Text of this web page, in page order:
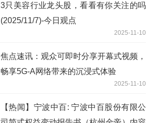
3只美容行业龙头股，看看有你关注的吗
(2025/11/7)-今日观点
2025-11-10
焦点速讯：观众可即时分享开幕式视频，
畅享5G-A网络带来的沉浸式体验
2025-11-10
【热闻】宁波中百: 宁波中百股份有限公